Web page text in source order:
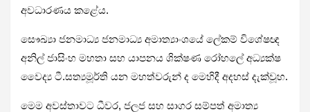
අවධාරණය කළේය.
සෞඛ්‍යා ජනමාධ්‍ය ජනමාධ්‍ය අමාත්‍යාංශයේ ලේකම් විශේෂඥ
අනිල් ජාසිංහ මහතා සහ යාපනය ශික්ෂණ රෝහලේ අධ්‍යක්ෂ
වෛද්‍ය ටී.සත්‍යමූර්ති යන මහත්වරුන් ද මෙහිදී අදහස් දැක්වූහ.
මෙම අවස්තාවට ධීවර, ජලජ සහ සාගර සම්පත් අමාත්‍ය